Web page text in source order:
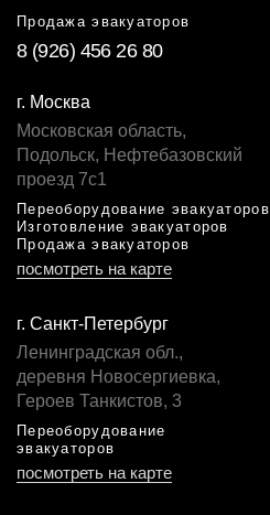
Продажа эвакуаторов
8 (926) 456 26 80
г. Москва
Московская область,
Подольск, Нефтебазовский
проезд 7с1
Переоборудование эвакуаторов
Изготовление эвакуаторов
Продажа эвакуаторов
посмотреть на карте
г. Санкт-Петербург
Ленинградская обл.,
деревня Новосергиевка,
Героев Танкистов, 3
Переоборудование
эвакуаторов
посмотреть на карте